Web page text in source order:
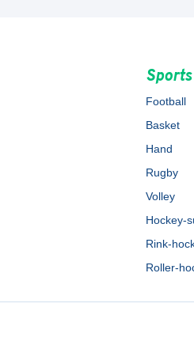
Sports
Football
Basket
Hand
Rugby
Volley
Hockey-
Rink-
Roller-